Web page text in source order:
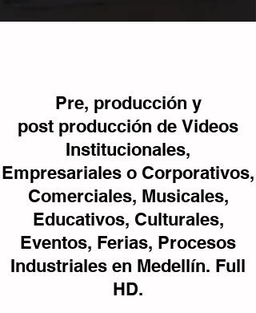
Pre, producción y
post producción de Videos
Institucionales,
Empresariales o Corporativos,
Comerciales, Musicales,
Educativos, Culturales,
Eventos, Ferias, Procesos
Industriales en Medellín. Full
HD.